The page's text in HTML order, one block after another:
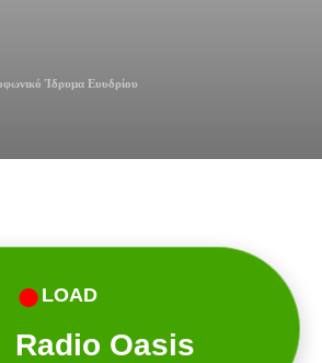
Ίδρυμα Ευυδρίου
● LOAD
Radio Oasis